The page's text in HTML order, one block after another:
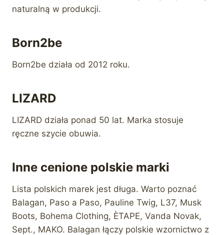
naturalną w produkcji.
Born2be
Born2be działa od 2012 roku.
LIZARD
LIZARD działa ponad 50 lat. Marka stosuje
ręczne szycie obuwia.
Inne cenione polskie marki
Lista polskich marek jest długa. Warto poznać
Balagan, Paso a Paso, Pauline Twig, L37, Musk
Boots, Bohema Clothing, ÈTAPE, Vanda Novak,
Sept., MAKO. Balagan łączy polskie wzornictwo z